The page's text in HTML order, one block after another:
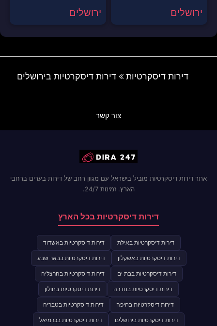
ירושלים ירושלים
דירות דיסקרטיות דירות דיסקרטיות בירושלים
צור קשר
אתר דירות דיסקרטיות מוביל בישראל עם מגוון רחב של דירות בערים ברחבי
הארץ. זמינות 24/7.
דירות דיסקרטיות בכל הארץ
דירות דיסקרטיות באילת דירות דיסקרטיות באשדוד
דירות דיסקרטיות באשקלון דירות דיסקרטיות בבאר שבע
דירות דיסקרטיות בבת ים דירות דיסקרטיות בהרצליה
דירות דיסקרטיות בחדרה דירות דיסקרטיות בחולון
דירות דיסקרטיות בחיפה דירות דיסקרטיות בטבריה
דירות דיסקרטיות בירושלים דירות דיסקרטיות בכרמיאל